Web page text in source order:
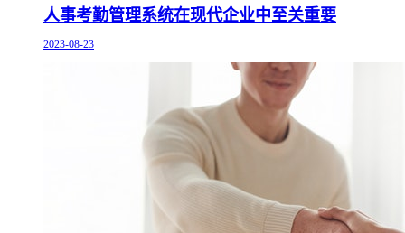
人事考勤管理系统在现代企业中至关重要
2023-08-23